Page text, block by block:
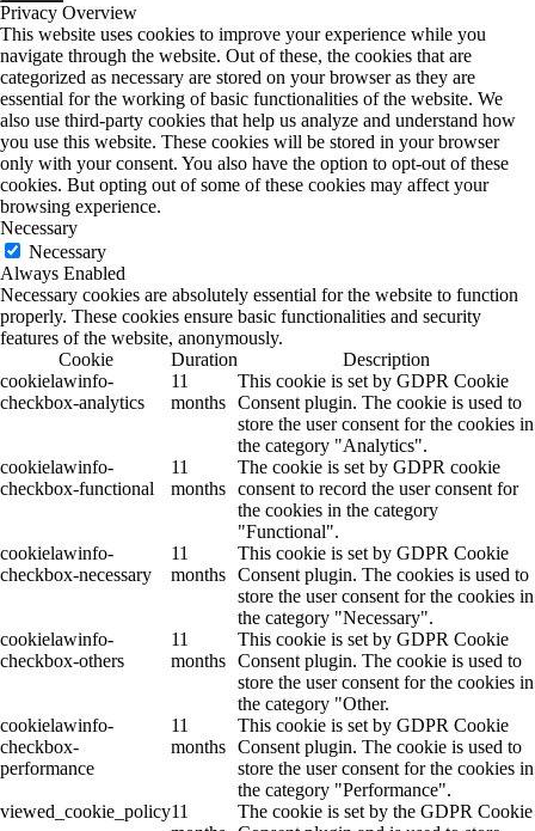
Privacy Overview
This website uses cookies to improve your experience while you
navigate through the website. Out of these, the cookies that are
categorized as necessary are stored on your browser as they are
essential for the working of basic functionalities of the website. We
also use third-party cookies that help us analyze and understand how
you use this website. These cookies will be stored in your browser
only with your consent. You also have the option to opt-out of these
cookies. But opting out of some of these cookies may affect your
browsing experience.
Necessary
Necessary
Always Enabled
Necessary cookies are absolutely essential for the website to function
properly. These cookies ensure basic functionalities and security
features of the website, anonymously.
Cookie
Duration
Description
cookielawinfo-
checkbox-analytics
11
months
This cookie is set by GDPR Cookie
Consent plugin. The cookie is used to
store the user consent for the cookies in
the category "Analytics".
cookielawinfo-
checkbox-functional
11
months
The cookie is set by GDPR cookie
consent to record the user consent for
the cookies in the category
"Functional".
cookielawinfo-
checkbox-necessary
11
months
This cookie is set by GDPR Cookie
Consent plugin. The cookies is used to
store the user consent for the cookies in
the category "Necessary".
cookielawinfo-
checkbox-others
11
months
This cookie is set by GDPR Cookie
Consent plugin. The cookie is used to
store the user consent for the cookies in
the category "Other.
cookielawinfo-
checkbox-
performance
11
months
This cookie is set by GDPR Cookie
Consent plugin. The cookie is used to
store the user consent for the cookies in
the category "Performance".
viewed_cookie_policy11
The cookie is set by the GDPR Cookie